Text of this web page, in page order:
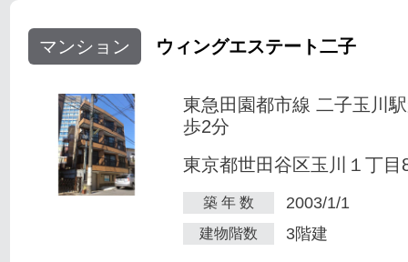
マンション ウィングエステート二子
東急田園都市線 二子玉川
歩2分
東京都世田谷区玉川１丁目
築 年 数 2003/1/1
建物階数 3階建